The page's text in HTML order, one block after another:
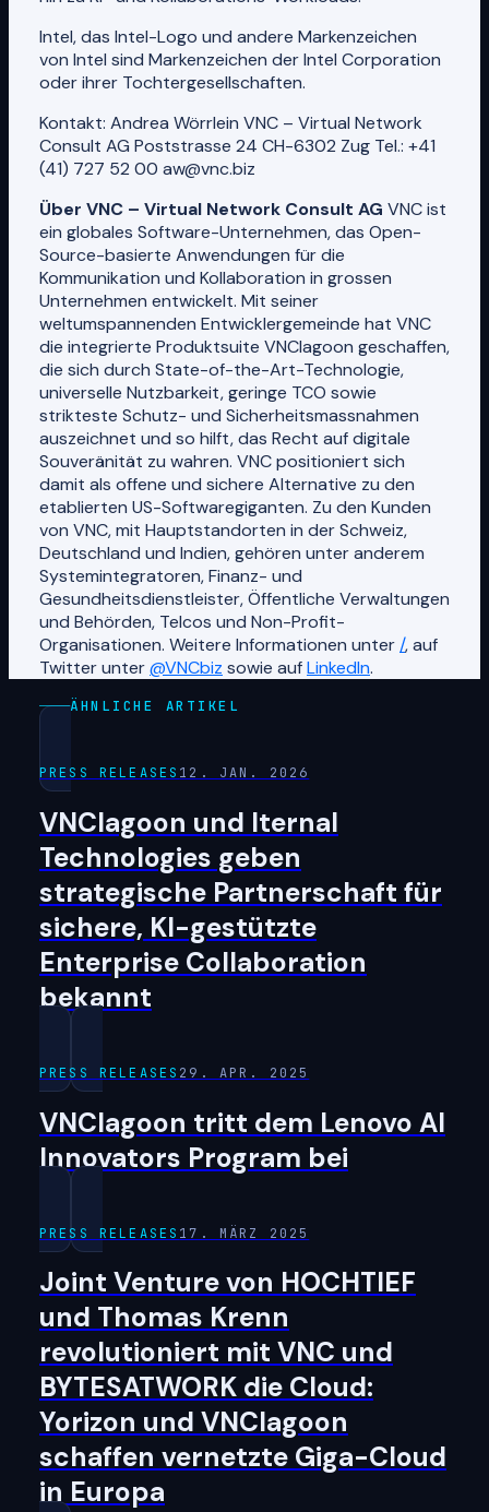
Intel, das Intel-Logo und andere Markenzeichen
von Intel sind Markenzeichen der Intel Corporation
oder ihrer Tochtergesellschaften.
Kontakt: Andrea Wörrlein VNC – Virtual Network
Consult AG Poststrasse 24 CH-6302 Zug Tel.: +41
(41) 727 52 00 aw@vnc.biz
Über VNC – Virtual Network Consult AG VNC ist
ein globales Software-Unternehmen, das Open-
Source-basierte Anwendungen für die
Kommunikation und Kollaboration in grossen
Unternehmen entwickelt. Mit seiner
weltumspannenden Entwicklergemeinde hat VNC
die integrierte Produktsuite VNClagoon geschaffen,
die sich durch State-of-the-Art-Technologie,
universelle Nutzbarkeit, geringe TCO sowie
strikteste Schutz- und Sicherheitsmassnahmen
auszeichnet und so hilft, das Recht auf digitale
Souveränität zu wahren. VNC positioniert sich
damit als offene und sichere Alternative zu den
etablierten US-Softwaregiganten. Zu den Kunden
von VNC, mit Hauptstandorten in der Schweiz,
Deutschland und Indien, gehören unter anderem
Systemintegratoren, Finanz- und
Gesundheitsdienstleister, Öffentliche Verwaltungen
und Behörden, Telcos und Non-Profit-
Organisationen. Weitere Informationen unter/, auf
Twitter unter@VNCbiz sowie aufLinkedIn.
ÄHNLICHE ARTIKEL
PRESS RELEASES 12. JAN. 2026
VNClagoon und Iternal
Technologies geben
strategische Partnerschaft für
sichere, KI-gestützte
Enterprise Collaboration
bekannt
PRESS RELEASES 29. APR. 2025
VNClagoon tritt dem Lenovo AI
Innovators Program bei
PRESS RELEASES 17. MÄRZ 2025
Joint Venture von HOCHTIEF
und Thomas Krenn
revolutioniert mit VNC und
BYTESATWORK die Cloud:
Yorizon und VNClagoon
schaffen vernetzte Giga-Cloud
in Europa